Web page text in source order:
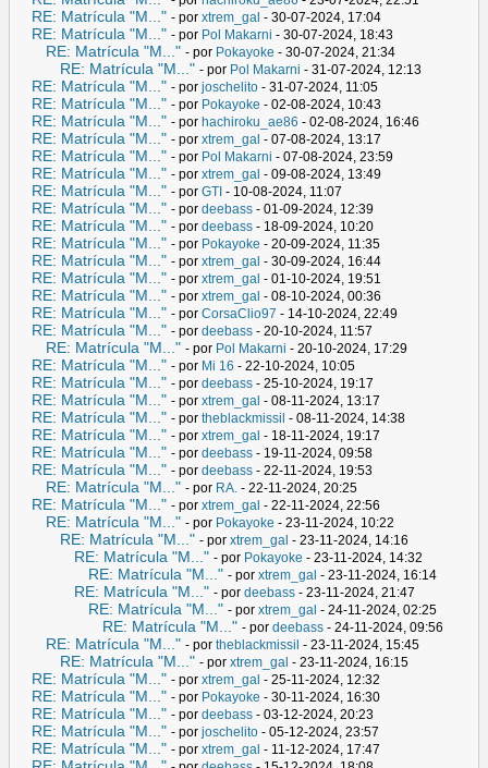
RE: Matrícula "M..." - por xtrem_gal - 30-07-2024, 17:04
RE: Matrícula "M..." - por Pol Makarni - 30-07-2024, 18:43
RE: Matrícula "M..." - por Pokayoke - 30-07-2024, 21:34
RE: Matrícula "M..." - por Pol Makarni - 31-07-2024, 12:13
RE: Matrícula "M..." - por joschelito - 31-07-2024, 11:05
RE: Matrícula "M..." - por Pokayoke - 02-08-2024, 10:43
RE: Matrícula "M..." - por hachiroku_ae86 - 02-08-2024, 16:46
RE: Matrícula "M..." - por xtrem_gal - 07-08-2024, 13:17
RE: Matrícula "M..." - por Pol Makarni - 07-08-2024, 23:59
RE: Matrícula "M..." - por xtrem_gal - 09-08-2024, 13:49
RE: Matrícula "M..." - por GTI - 10-08-2024, 11:07
RE: Matrícula "M..." - por deebass - 01-09-2024, 12:39
RE: Matrícula "M..." - por deebass - 18-09-2024, 10:20
RE: Matrícula "M..." - por Pokayoke - 20-09-2024, 11:35
RE: Matrícula "M..." - por xtrem_gal - 30-09-2024, 16:44
RE: Matrícula "M..." - por xtrem_gal - 01-10-2024, 19:51
RE: Matrícula "M..." - por xtrem_gal - 08-10-2024, 00:36
RE: Matrícula "M..." - por CorsaClio97 - 14-10-2024, 22:49
RE: Matrícula "M..." - por deebass - 20-10-2024, 11:57
RE: Matrícula "M..." - por Pol Makarni - 20-10-2024, 17:29
RE: Matrícula "M..." - por Mi 16 - 22-10-2024, 10:05
RE: Matrícula "M..." - por deebass - 25-10-2024, 19:17
RE: Matrícula "M..." - por xtrem_gal - 08-11-2024, 13:17
RE: Matrícula "M..." - por theblackmissil - 08-11-2024, 14:38
RE: Matrícula "M..." - por xtrem_gal - 18-11-2024, 19:17
RE: Matrícula "M..." - por deebass - 19-11-2024, 09:58
RE: Matrícula "M..." - por deebass - 22-11-2024, 19:53
RE: Matrícula "M..." - por RA. - 22-11-2024, 20:25
RE: Matrícula "M..." - por xtrem_gal - 22-11-2024, 22:56
RE: Matrícula "M..." - por Pokayoke - 23-11-2024, 10:22
RE: Matrícula "M..." - por xtrem_gal - 23-11-2024, 14:16
RE: Matrícula "M..." - por Pokayoke - 23-11-2024, 14:32
RE: Matrícula "M..." - por xtrem_gal - 23-11-2024, 16:14
RE: Matrícula "M..." - por deebass - 23-11-2024, 21:47
RE: Matrícula "M..." - por xtrem_gal - 24-11-2024, 02:25
RE: Matrícula "M..." - por deebass - 24-11-2024, 09:56
RE: Matrícula "M..." - por theblackmissil - 23-11-2024, 15:45
RE: Matrícula "M..." - por xtrem_gal - 23-11-2024, 16:15
RE: Matrícula "M..." - por xtrem_gal - 25-11-2024, 12:32
RE: Matrícula "M..." - por Pokayoke - 30-11-2024, 16:30
RE: Matrícula "M..." - por deebass - 03-12-2024, 20:23
RE: Matrícula "M..." - por joschelito - 05-12-2024, 23:57
RE: Matrícula "M..." - por xtrem_gal - 11-12-2024, 17:47